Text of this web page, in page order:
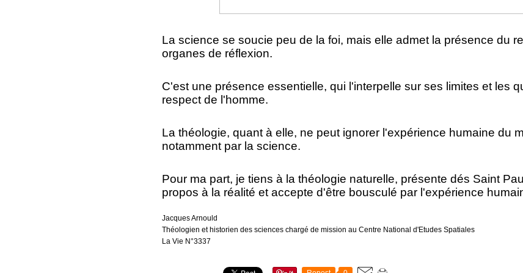
La science se soucie peu de la foi, mais elle admet la présence du
organes de réflexion.
C'est une présence essentielle, qui l'interpelle sur ses limites et les
respect de l'homme.
La théologie, quant à elle, ne peut ignorer l'expérience humaine du
notamment par la science.
Pour ma part, je tiens à la théologie naturelle, présente dés Saint
propos à la réalité et accepte d'être bousculé par l'expérience
Jacques Arnould
Théologien et historien des sciences chargé de mission au Centre National d'Etudes Spatiales
La Vie N°3337